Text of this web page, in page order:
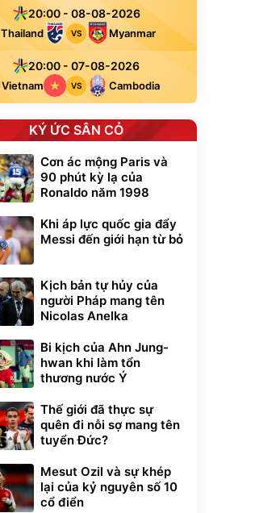
20:00 - 08-08-2026
Thailand VS Myanmar
20:00 - 07-08-2026
Vietnam VS Cambodia
KÝ ỨC SÂN CỎ
Cơn ác mộng Paris và
90 phút kỳ lạ của
Ronaldo năm 1998
Khi áp lực quốc gia đẩy
Messi đến giới hạn từ bỏ
Kịch bản tự hủy của
người Pháp mang tên
Nicolas Anelka
Bi kịch của Ahn Jung-
hwan khi làm tổn
thương nước Ý
Thế giới đã thực sự
quên đi nỗi sợ mang tên
tuyển Đức?
Mesut Ozil và sự khép
lại của kỷ nguyên số 10
cổ điển